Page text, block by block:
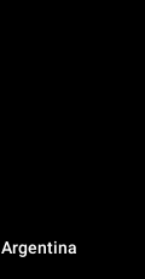
Argentina